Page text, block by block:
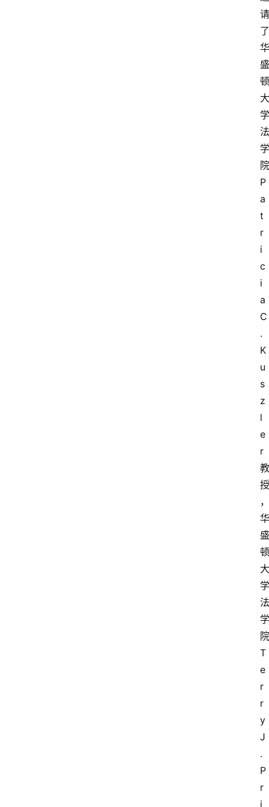
请
了
华
盛
顿
大
学
法
学
院
P
a
t
r
i
c
i
a
C
.
K
u
s
z
l
e
r
教
授
，
华
盛
顿
大
学
法
学
院
T
e
r
r
y
J
.
P
r
i